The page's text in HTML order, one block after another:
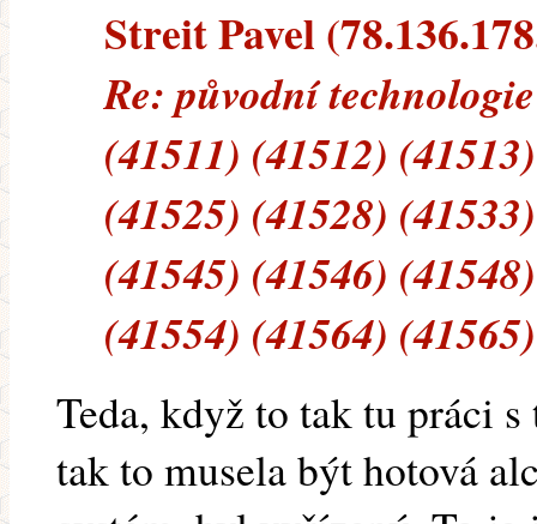
Streit Pavel
Re: původní
(41511) (41512)
(41525) (41528)
(41545) (41546)
(41554) (41564) (41565)
Teda, když to tak tu práci
tak to musela být hotová